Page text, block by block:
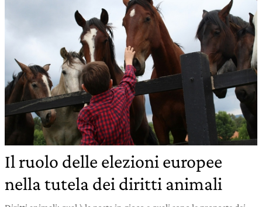
Il ruolo delle elezioni europee
nella tutela dei diritti animali